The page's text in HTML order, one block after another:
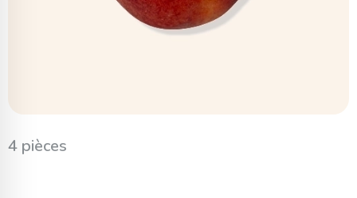
4 pièces